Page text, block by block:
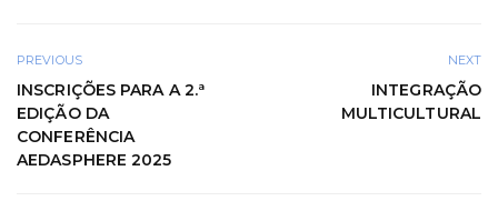
PREVIOUS
INSCRIÇÕES PARA A 2.ª
EDIÇÃO DA
CONFERÊNCIA
AEDASPHERE 2025
NEXT
INTEGRAÇÃO
MULTICULTURAL